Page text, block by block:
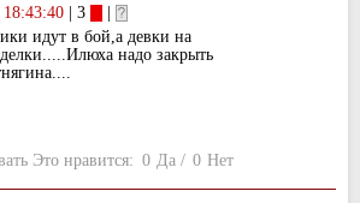
| 3
|
идут в бой,а девки на
надо закрыть
Это нравится: 0 Да / 0 Нет